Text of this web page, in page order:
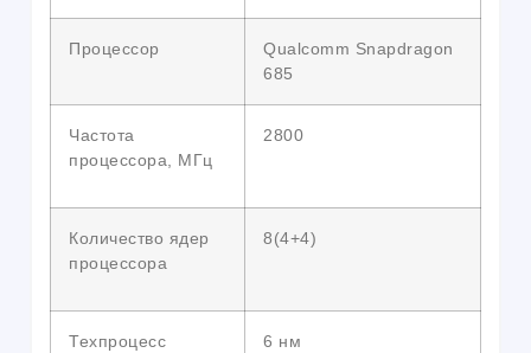
Процессор
Qualcomm Snapdragon
685
Частота
процессора, МГц
2800
Количество ядер
процессора
8(4+4)
Техпроцесс 6 нм